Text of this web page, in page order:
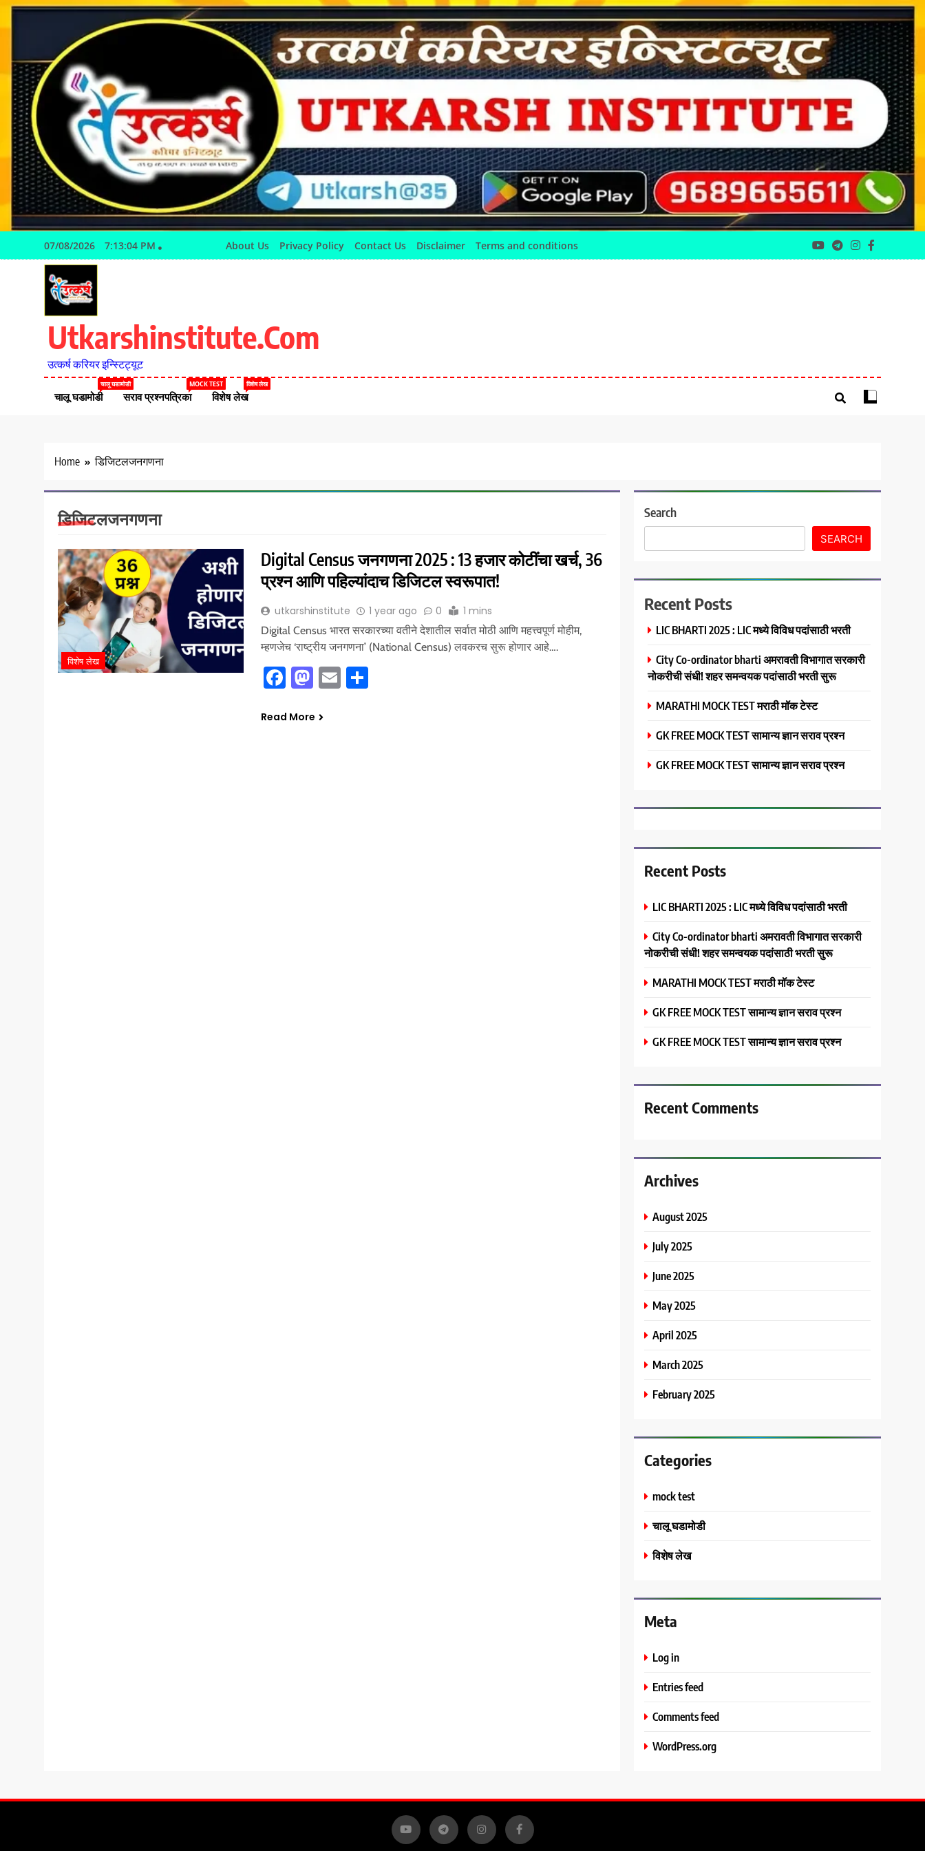
Skip
07/08/2026 7:13:04 PM About Us Privacy Policy Contact Us Disclaimer Terms and conditions
Utkarshinstitute.com
उत्कर्ष करियर इन्स्टिट्यूट
चालू घडामोडी
चालू घडामोडी
सराव प्रश्नपत्रिका
MOCK TEST
विशेष लेख
विशेष लेख
Home डिजिटलजनगणना
डिजिटलजनगणना
विशेष लेख
Digital Census जनगणना 2025 : 13 हजार कोटींचा खर्च, 36
प्रश्न आणि पहिल्यांदाच डिजिटल स्वरूपात!
utkarshinstitute 1 year ago 0 1 mins
Digital Census भारत सरकारच्या वतीने देशातील सर्वात मोठी आणि महत्त्वपूर्ण मोहीम,
म्हणजेच ‘राष्ट्रीय जनगणना’ (National Census) लवकरच सुरू होणार आहे….
Facebook
Mastodon
Email
Read More
Search
SEARCH
Recent Posts
LIC BHARTI 2025 : LIC मध्ये विविध पदांसाठी भरती
City Co-ordinator bharti अमरावती विभागात सरकारी
नोकरीची संधी! शहर समन्वयक पदांसाठी भरती सुरू
MARATHI MOCK TEST मराठी मॉक टेस्ट
GK FREE MOCK TEST सामान्य ज्ञान सराव प्रश्न
GK FREE MOCK TEST सामान्य ज्ञान सराव प्रश्न
Recent Posts
LIC BHARTI 2025 : LIC मध्ये विविध पदांसाठी भरती
City Co-ordinator bharti अमरावती विभागात सरकारी
नोकरीची संधी! शहर समन्वयक पदांसाठी भरती सुरू
MARATHI MOCK TEST मराठी मॉक टेस्ट
GK FREE MOCK TEST सामान्य ज्ञान सराव प्रश्न
GK FREE MOCK TEST सामान्य ज्ञान सराव प्रश्न
Recent Comments
Archives
August 2025
July 2025
June 2025
May 2025
April 2025
March 2025
February 2025
Categories
mock test
चालू घडामोडी
विशेष लेख
Meta
Log in
Entries feed
Comments feed
WordPress.org